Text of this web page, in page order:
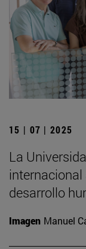
15 | 07 | 2025
La
desarrollo
Imagen Manuel